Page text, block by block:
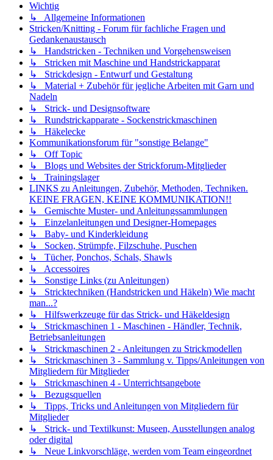
Wichtig
↳ Allgemeine Informationen
Stricken/Knitting - Forum für fachliche Fragen und
Gedankenaustausch
↳ Handstricken - Techniken und Vorgehensweisen
↳ Stricken mit Maschine und Handstrickapparat
↳ Strickdesign - Entwurf und Gestaltung
↳ Material + Zubehör für jegliche Arbeiten mit Garn und
Nadeln
↳ Strick- und Designsoftware
↳ Rundstrickapparate - Sockenstrickmaschinen
↳ Häkelecke
Kommunikationsforum für "sonstige Belange"
↳ Off Topic
↳ Blogs und Websites der Strickforum-Mitglieder
↳ Trainingslager
LINKS zu Anleitungen, Zubehör, Methoden, Techniken.
KEINE FRAGEN, KEINE KOMMUNIKATION!!
↳ Gemischte Muster- und Anleitungssammlungen
↳ Einzelanleitungen und Designer-Homepages
↳ Baby- und Kinderkleidung
↳ Socken, Strümpfe, Filzschuhe, Puschen
↳ Tücher, Ponchos, Schals, Shawls
↳ Accessoires
↳ Sonstige Links (zu Anleitungen)
↳ Stricktechniken (Handstricken und Häkeln) Wie macht
man...?
↳ Hilfswerkzeuge für das Strick- und Häkeldesign
↳ Strickmaschinen 1 - Maschinen - Händler, Technik,
Betriebsanleitungen
↳ Strickmaschinen 2 - Anleitungen zu Strickmodellen
↳ Strickmaschinen 3 - Sammlung v. Tipps/Anleitungen von
Mitgliedern für Mitglieder
↳ Strickmaschinen 4 - Unterrichtsangebote
↳ Bezugsquellen
↳ Tipps, Tricks und Anleitungen von Mitgliedern für
Mitglieder
↳ Strick- und Textilkunst: Museen, Ausstellungen analog
oder digital
↳ Neue Linkvorschläge, werden vom Team eingeordnet